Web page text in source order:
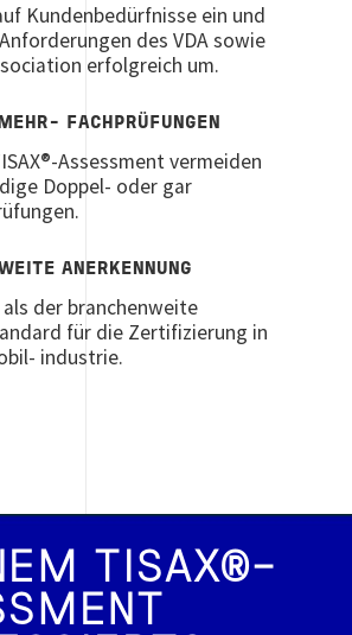
Kundenbedürfnisse ein und
des VDA sowie
erfolgreich um.
FACHPRÜFUNGEN
Assessment vermeiden
Doppel- oder gar
ANERKENNUNG
als der branchenweite
für die Zertifizierung in
industrie.
TISAX®-